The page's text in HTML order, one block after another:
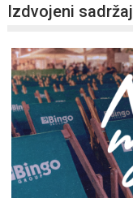
Izdvojeni sadržaj